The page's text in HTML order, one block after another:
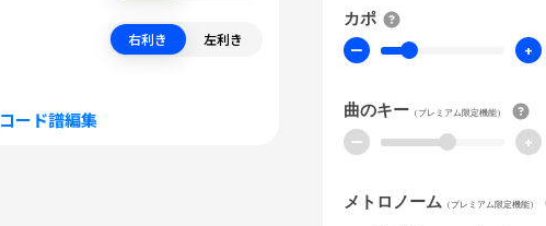
右利き 左利き
コード譜編集
カポ
ー +
曲のキー （プレミアム限定機能）
ー +
メトロノーム （プレミアム限定機能）